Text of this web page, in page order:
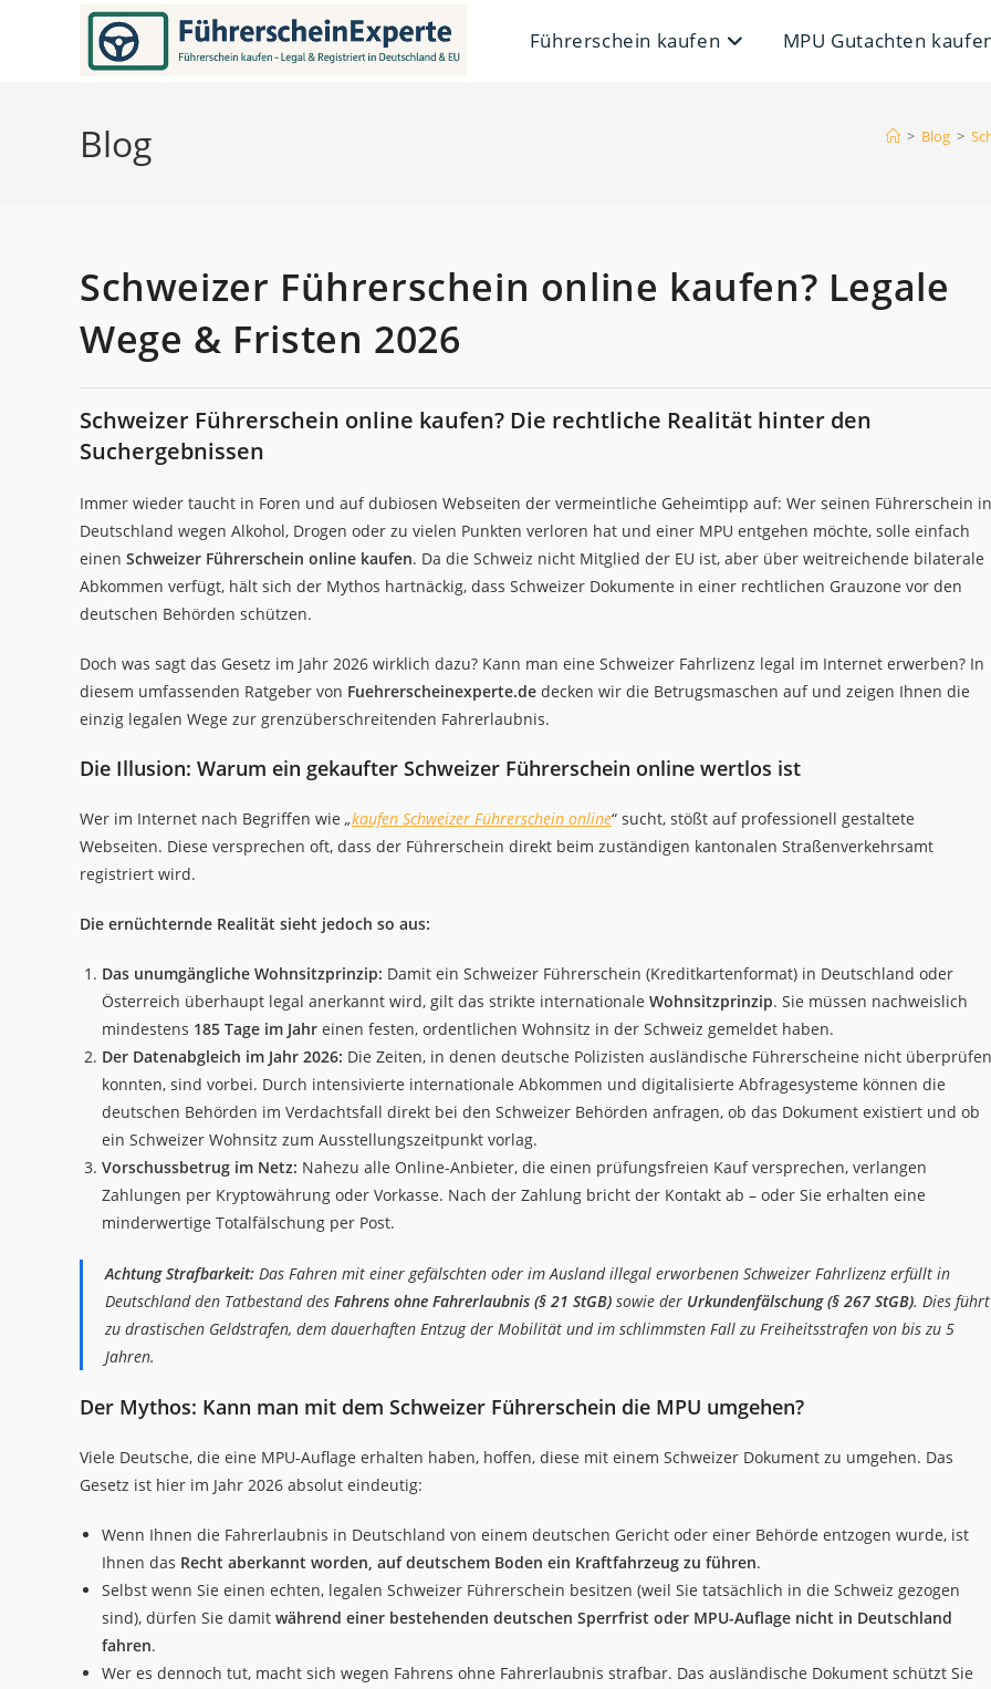
Führerschein kaufen MPU Gutachten
Blog > Blog >
Schweizer Führerschein online kaufen? Legale
Wege & Fristen 2026
Schweizer Führerschein online kaufen? Die rechtliche Realität hinter den
Suchergebnissen
Immer wieder taucht in Foren und auf dubiosen Webseiten der vermeintliche Geheimtipp auf: Wer seinen Führerschein in
Deutschland wegen Alkohol, Drogen oder zu vielen Punkten verloren hat und einer MPU entgehen möchte, solle einfach
einen Schweizer Führerschein online kaufen. Da die Schweiz nicht Mitglied der EU ist, aber über weitreichende bilaterale
Abkommen verfügt, hält sich der Mythos hartnäckig, dass Schweizer Dokumente in einer rechtlichen Grauzone vor den
deutschen Behörden schützen.
Doch was sagt das Gesetz im Jahr 2026 wirklich dazu? Kann man eine Schweizer Fahrlizenz legal im Internet erwerben? In
diesem umfassenden Ratgeber von Fuehrerscheinexperte.de decken wir die Betrugsmaschen auf und zeigen Ihnen die
einzig legalen Wege zur grenzüberschreitenden Fahrerlaubnis.
Die Illusion: Warum ein gekaufter Schweizer Führerschein online wertlos ist
Wer im Internet nach Begriffen wie „kaufen Schweizer Führerschein online“ sucht, stößt auf professionell gestaltete
Webseiten. Diese versprechen oft, dass der Führerschein direkt beim zuständigen kantonalen Straßenverkehrsamt
registriert wird.
Die ernüchternde Realität sieht jedoch so aus:
Das unumgängliche Wohnsitzprinzip: Damit ein Schweizer Führerschein (Kreditkartenformat) in Deutschland oder
Österreich überhaupt legal anerkannt wird, gilt das strikte internationale Wohnsitzprinzip. Sie müssen nachweislich
mindestens 185 Tage im Jahr einen festen, ordentlichen Wohnsitz in der Schweiz gemeldet haben.
Der Datenabgleich im Jahr 2026: Die Zeiten, in denen deutsche Polizisten ausländische Führerscheine nicht überprüfen
konnten, sind vorbei. Durch intensivierte internationale Abkommen und digitalisierte Abfragesysteme können die
deutschen Behörden im Verdachtsfall direkt bei den Schweizer Behörden anfragen, ob das Dokument existiert und ob
ein Schweizer Wohnsitz zum Ausstellungszeitpunkt vorlag.
Vorschussbetrug im Netz: Nahezu alle Online-Anbieter, die einen prüfungsfreien Kauf versprechen, verlangen
Zahlungen per Kryptowährung oder Vorkasse. Nach der Zahlung bricht der Kontakt ab – oder Sie erhalten eine
minderwertige Totalfälschung per Post.
Achtung Strafbarkeit: Das Fahren mit einer gefälschten oder im Ausland illegal erworbenen Schweizer Fahrlizenz erfüllt in
Deutschland den Tatbestand des Fahrens ohne Fahrerlaubnis (§ 21 StGB) sowie der Urkundenfälschung (§ 267 StGB). Dies führt
zu drastischen Geldstrafen, dem dauerhaften Entzug der Mobilität und im schlimmsten Fall zu Freiheitsstrafen von bis zu 5
Jahren.
Der Mythos: Kann man mit dem Schweizer Führerschein die MPU umgehen?
Viele Deutsche, die eine MPU-Auflage erhalten haben, hoffen, diese mit einem Schweizer Dokument zu umgehen. Das
Gesetz ist hier im Jahr 2026 absolut eindeutig:
Wenn Ihnen die Fahrerlaubnis in Deutschland von einem deutschen Gericht oder einer Behörde entzogen wurde, ist
Ihnen das Recht aberkannt worden, auf deutschem Boden ein Kraftfahrzeug zu führen.
Selbst wenn Sie einen echten, legalen Schweizer Führerschein besitzen (weil Sie tatsächlich in die Schweiz gezogen
sind), dürfen Sie damit während einer bestehenden deutschen Sperrfrist oder MPU-Auflage nicht in Deutschland
fahren.
Wer es dennoch tut, macht sich wegen Fahrens ohne Fahrerlaubnis strafbar. Das ausländische Dokument schützt Sie